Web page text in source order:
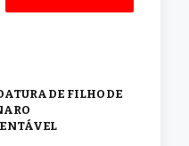
DE FILHO DE